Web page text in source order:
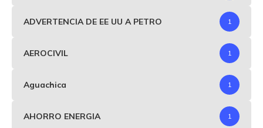
ADVERTENCIA DE EE UU A PETRO 1
AEROCIVIL 1
Aguachica 1
AHORRO ENERGIA 1